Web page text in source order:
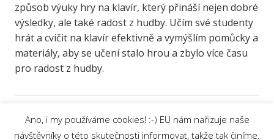
způsob výuky hry na klavír, který přináší nejen dobré
výsledky, ale také radost z hudby. Učím své studenty
hrát a cvičit na klavír efektivně a vymýšlím pomůcky a
materiály, aby se učení stalo hrou a zbylo více času
pro radost z hudby.
Ano, i my používáme cookies! :-) EU nám nařizuje naše
návštěvníky o této skutečnosti informovat, takže tak činíme.